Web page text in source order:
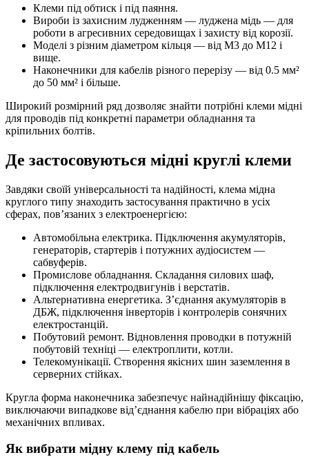
Клеми під обтиск і під паяння.
Вироби із захисним лудженням — луджена мідь — для
роботи в агресивних середовищах і захисту від корозії.
Моделі з різним діаметром кільця — від М3 до М12 і
вище.
Наконечники для кабелів різного перерізу — від 0.5 мм²
до 50 мм² і більше.
Широкий розмірний ряд дозволяє знайти потрібні клеми мідні
для проводів під конкретні параметри обладнання та
кріпильних болтів.
Де застосовуються мідні круглі клеми
Завдяки своїй універсальності та надійності, клема мідна
круглого типу знаходить застосування практично в усіх
сферах, пов’язаних з електроенергією:
Автомобільна електрика. Підключення акумуляторів,
генераторів, стартерів і потужних аудіосистем —
сабвуферів.
Промислове обладнання. Складання силових шаф,
підключення електродвигунів і верстатів.
Альтернативна енергетика. З’єднання акумуляторів в
ДБЖ, підключення інверторів і контролерів сонячних
електростанцій.
Побутовий ремонт. Відновлення проводки в потужній
побутовій техніці — електроплити, котли.
Телекомунікації. Створення якісних шин заземлення в
серверних стійках.
Кругла форма наконечника забезпечує найнадійнішу фіксацію,
виключаючи випадкове від’єднання кабелю при вібраціях або
механічних впливах.
Як вибрати мідну клему під кабель